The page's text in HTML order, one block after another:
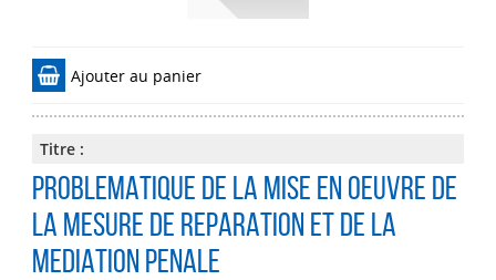
Ajouter au panier
Titre :
PROBLEMATIQUE DE LA MISE EN OEUVRE DE
LA MESURE DE REPARATION ET DE LA
MEDIATION PENALE